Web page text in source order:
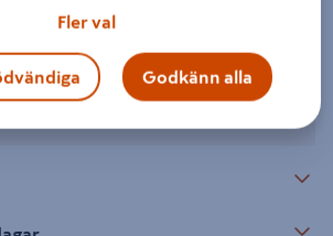
Fler val
Godkänn alla